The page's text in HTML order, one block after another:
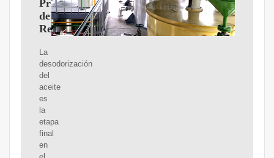
Proceso
de
Refinerías
La
desodorización
del
aceite
es
la
etapa
final
en